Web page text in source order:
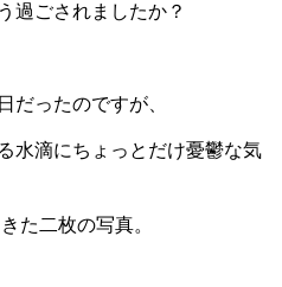
過ごされましたか？
だったのですが、
水滴にちょっとだけ憂鬱な気
た二枚の写真。